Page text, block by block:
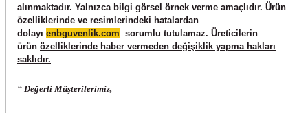
alınmaktadır. Yalnızca bilgi görsel örnek verme amaçlıdır. Ürün
özelliklerinde ve resimlerindeki hatalardan
dolayı enbguvenlik.com sorumlu tutulamaz. Üreticilerin
ürün özelliklerinde haber vermeden değişiklik yapma hakları
saklıdır.
‘‘ Değerli Müşterilerimiz,